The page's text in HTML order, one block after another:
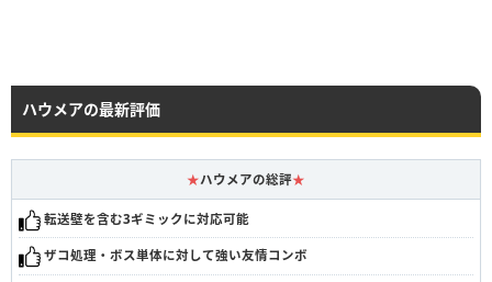
ハウメアの最新評価
★ハウメアの総評★
転送壁を含む3ギミックに対応可能
ザコ処理・ボス単体に対して強い友情コンボ